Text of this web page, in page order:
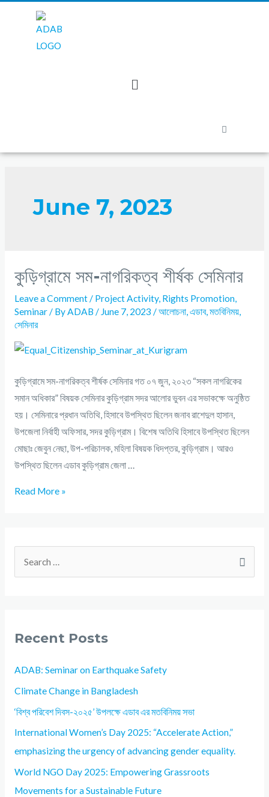
June 7, 2023
কুড়িগ্রামে সম-নাগরিকত্ব শীর্ষক সেমিনার
Leave a Comment/ Project Activity, Rights Promotion,
Seminar/ ByADAB / June 7, 2023 /আলোচনা,এডাব,মতবিনিময়,
সেমিনার
কুড়িগ্রামে সম-নাগরিকত্ব শীর্ষক সেমিনার গত ০৭ জুন, ২০২৩ “সকল নাগরিকের
সমান অধিকার” বিষয়ক সেমিনার কুড়িগ্রাম সদর আলোর ভুবন এর সভাকক্ষে অনুষ্ঠিত
হয়। সেমিনারে প্রধান অতিথি, হিসাবে উপস্থিত ছিলেন জনাব রাশেদুল হাসান,
উপজেলা নির্বাহী অফিসার, সদর কুড়িগ্রাম। বিশেষ অতিথি হিসাবে উপস্থিত ছিলেন
মোছাঃ জেবুন নেছা, উপ-পরিচালক, মহিলা বিষয়ক ধিদপ্তর, কুড়িগ্রাম। আরও
উপস্থিত ছিলেন এডাব কুড়িগ্রাম জেলা …
Read More »
Recent Posts
ADAB: Seminar on Earthquake Safety
Climate Change in Bangladesh
‘বিশ্ব পরিবেশ দিবস-২০২৫’ উপলক্ষে এডাব এর মতবিনিময় সভা
International Women’s Day 2025: “Accelerate Action,”
emphasizing the urgency of advancing gender equality.
World NGO Day 2025: Empowering Grassroots
Movements for a Sustainable Future